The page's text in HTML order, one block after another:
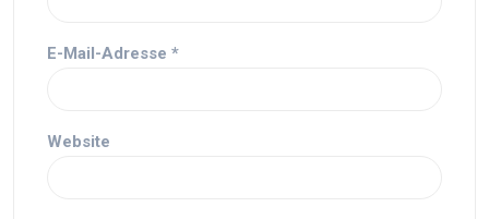
E-Mail-Adresse *
Website